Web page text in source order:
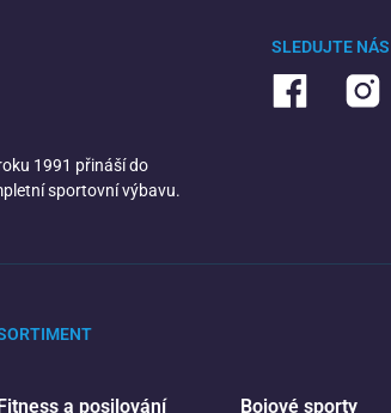
1991 přináší do
sportovní výbavu.
SLEDUJTE
Fitness a posilování Bojové sporty